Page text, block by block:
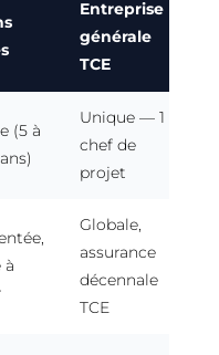
Entreprise
générale
TCE
(5 à
Unique — 1
chef de
projet
à
Globale,
assurance
décennale
TCE